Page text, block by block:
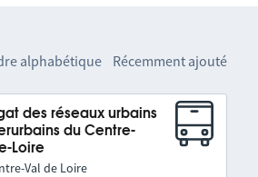
alphabétique Récemment ajouté
des réseaux urbains
du Centre-
Loire
Val de Loire